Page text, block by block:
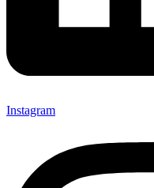
Instagram